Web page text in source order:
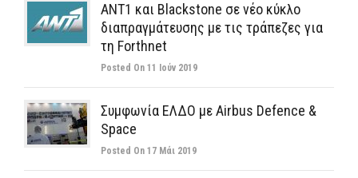
ΑΝΤ1 και Blackstone σε νέο κύκλο
διαπραγμάτευσης με τις τράπεζες για
τη Forthnet
Posted On 11 Ιούν 2019
Συμφωνία ΕΛΔΟ με Airbus Defence &
Space
Posted On 17 Μάι 2019